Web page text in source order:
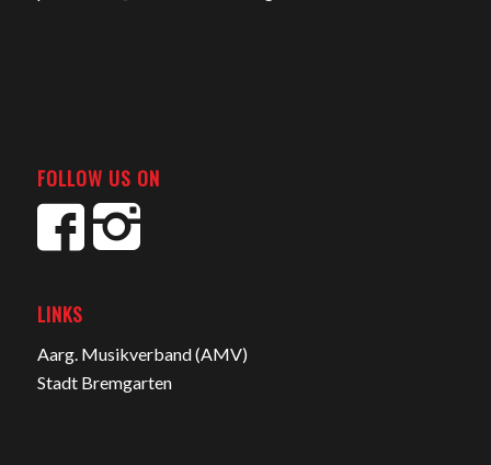
FOLLOW US ON
LINKS
Aarg. Musikverband (AMV)
Stadt Bremgarten